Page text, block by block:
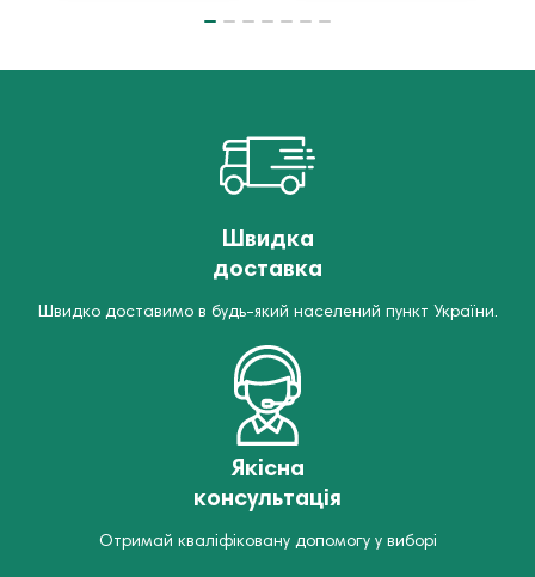
Швидка
доставка
Швидко доставимо в будь-який населений пункт України.
Якісна
консультація
Отримай кваліфіковану допомогу у виборі